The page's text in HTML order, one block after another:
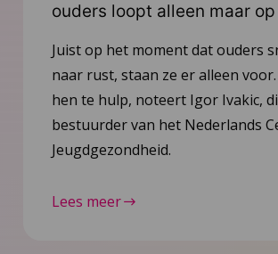
ouders loopt alleen maar op
Juist op het moment dat ouders
naar rust, staan ze er alleen
hen te hulp, noteert Igor Ivakic,
bestuurder van het Nederlands
Jeugdgezondheid.
Lees meer